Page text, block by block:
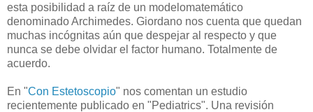
esta posibilidad a raíz de un modelomatemático
denominado Archimedes. Giordano nos cuenta que quedan
muchas incógnitas aún que despejar al respecto y que
nunca se debe olvidar el factor humano. Totalmente de
acuerdo.
En "Con Estetoscopio" nos comentan un estudio
recientemente publicado en "Pediatrics". Una revisión